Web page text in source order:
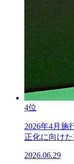
4位
2026年4月施
正化に向け
2026.06.29